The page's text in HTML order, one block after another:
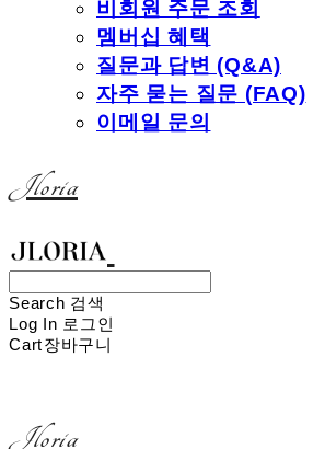
비회원 주문 조회
멤버십 혜택
질문과 답변 (Q&A)
자주 묻는 질문 (FAQ)
이메일 문의
Jloria
Search 검색
Log In 로그인
Cart장바구니
Jloria